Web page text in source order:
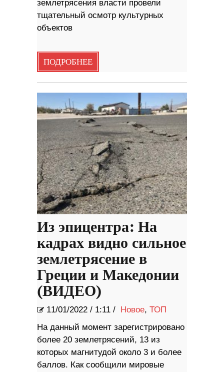
землетрясения власти провели
тщательный осмотр культурных
объектов
ПОДРОБНЕЕ
Из эпицентра: На
кадрах видно сильное
землетрясение в
Греции и Македонии
(ВИДЕО)
11/01/2022 / 1:11 / Новое, ТОП
На данный момент зарегистрировано
более 20 землетрясений, 13 из
которых магнитудой около 3 и более
баллов. Как сообщили мировые